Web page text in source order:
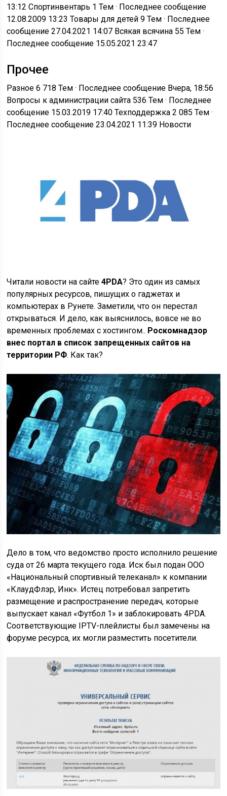
13:12Спортинвентарь 1 Тем · Последнее сообщение
12.08.2009 13:23Товары для детей 9 Тем · Последнее
сообщение 27.04.2021 14:07 Всякая всячина 55 Тем ·
Последнее сообщение 15.05.2021 23:47
Прочее
Разное 6 718 Тем · Последнее сообщение Вчера, 18:56
Вопросы к администрации сайта 536 Тем · Последнее
сообщение 15.03.2019 17:40Техподдержка 2 085 Тем ·
Последнее сообщение 23.04.2021 11:39 Новости
Читали новости на сайте4PDA? Это один из самых
популярных ресурсов, пишущих о гаджетах и
компьютерах в Рунете. Заметили, что он перестал
открываться. И дело, как выяснилось, вовсе не во
временных проблемах с хостингом.. Роскомнадзор
внес портал в список запрещенных сайтов на
территории РФ. Как так?
Дело в том, что ведомство просто исполнило решение
суда от 26 марта текущего года. Иск был подан ООО
«Национальный спортивный телеканал» к компании
«КлаудФлэр, Инк». Истец потребовал запретить
размещение и распространение передач, которые
выпускает канал «Футбол 1» и заблокировать 4PDA.
Соответствующие IPTV-плейлисты был замечены на
форуме ресурса, их могли разместить посетители.